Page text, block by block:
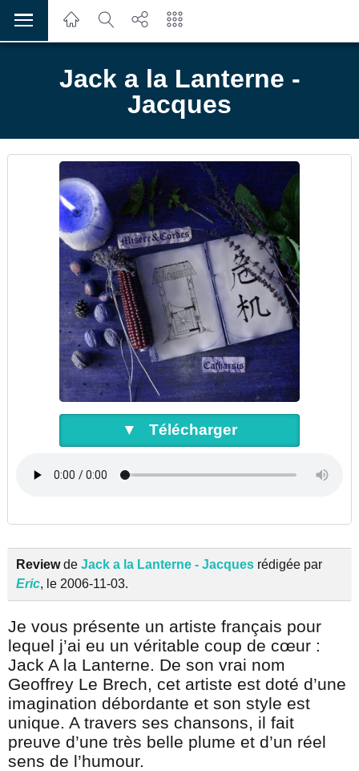
Jack a la Lanterne -
Jacques
▼ Télécharger
Reviewde Jack a la Lanterne - Jacques rédigée par
Eric, le 2006-11-03.
Je vous présente un artiste français pour
lequel j’ai eu un véritable coup de cœur :
Jack A la Lanterne. De son vrai nom
Geoffrey Le Brech, cet artiste est doté d’une
imagination débordante et son style est
unique. A travers ses chansons, il fait
preuve d’une très belle plume et d’un réel
sens de l’humour.